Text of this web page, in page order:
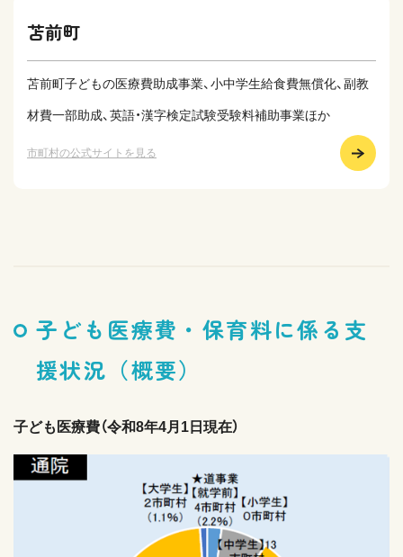
苫前町
苫前町子どもの医療費助成事業、小中学生給食費無償化、副教
材費一部助成、英語・漢字検定試験受験料補助事業ほか
市町村の公式サイトを見る
子ども医療費・保育料に係る支
援状況（概要）
子ども医療費（令和8年4月1日現在）